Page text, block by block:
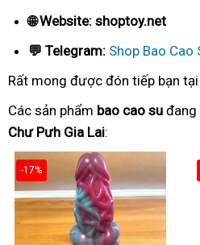
🌐 Website: shoptoy.net
💬 Telegram: Shop Bao Cao
Rất mong được đón tiếp bạn tại
Các sản phẩm bao cao su đang
Chư Pưh Gia Lai:
-17%